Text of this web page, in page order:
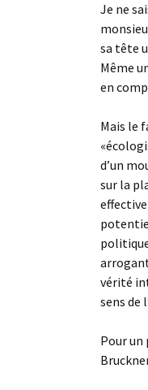
Je ne
sa tête
Même
en
Mais le
d’un
sur la
vérité
sens de
Pour un